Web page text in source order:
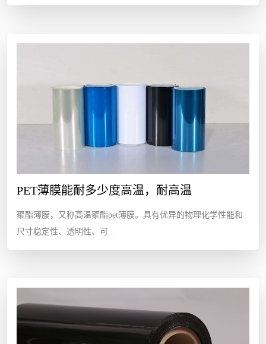
PET薄膜能耐多少度高温，耐高温
聚酯薄膜，又称高温聚酯pet薄膜。具有优异的物理化学性能和
尺寸稳定性、透明性、可...